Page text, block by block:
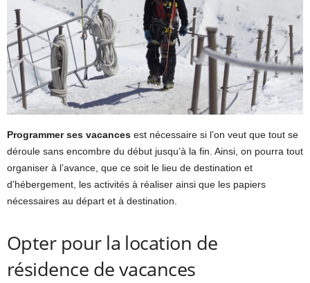
Programmer ses vacances est nécessaire si l’on veut que tout se
déroule sans encombre du début jusqu’à la fin. Ainsi, on pourra tout
organiser à l’avance, que ce soit le lieu de destination et
d’hébergement, les activités à réaliser ainsi que les papiers
nécessaires au départ et à destination.
Opter pour la location de
résidence de vacances